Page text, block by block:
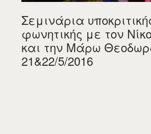
Σεμινάρια
φωνητικής με τον
και την Μάρω
21&22/5/2016